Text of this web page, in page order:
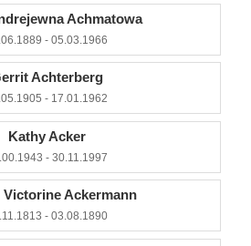
Achmatowa
- 05.03.1966
Achterberg
- 17.01.1962
Kathy Acker
- 30.11.1997
Victorine Ackermann
- 03.08.1890